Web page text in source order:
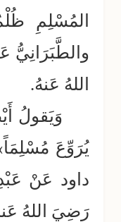
المُسْلِمِ
والطَّبَرَانِيُّ
اللهُ عَنهُ.
وَيَقولُ
يُرَوِّعَ
داود عَنْ
رَضِيَ اللهُ